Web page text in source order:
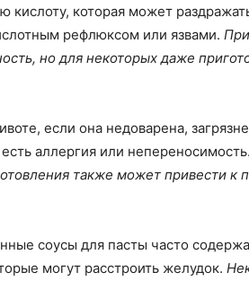
которая может
рефлюксом или язвами.
но для некоторых даже
если она недоварена,
аллергия или непереносимость.
также может привести к
соусы для пасты часто
могут расстроить желудок.